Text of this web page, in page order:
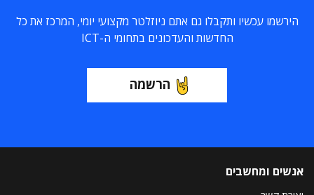
הירשמו עכשיו ותקבלו גם אתם ניוזלטר מקצועי יומי, המרכז את כל
החדשות והעדכונים בתחומי ה-ICT
הרשמה
אנשים ומחשבים